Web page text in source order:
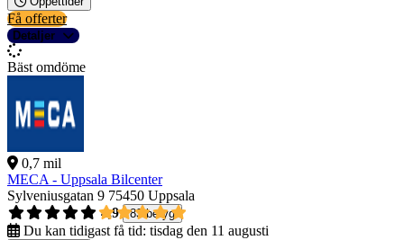
Få offerter
Detaljer
Bäst omdöme
0,7 mil
MECA - Uppsala Bilcenter
Sylveniusgatan 9 75450 Uppsala
4,9
83 betyg
Du kan tidigast få tid: tisdag den 11 augusti